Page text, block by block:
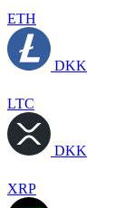
ETH
DKK
LTC
DKK
XRP